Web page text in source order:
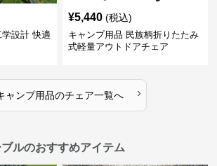
設計 快適
¥5,440 (税込)
キャンプ用品 民族柄折りたたみ
式軽量アウトドアチェア
ャンプ用品のチェア一覧へ ›
ルのおすすめアイテム